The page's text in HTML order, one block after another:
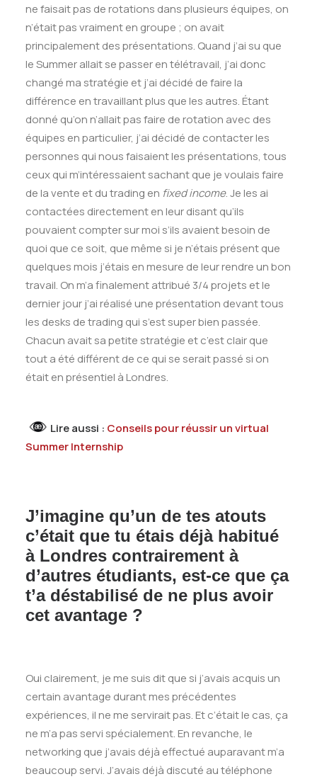
ne faisait pas de rotations dans plusieurs équipes, on
n’était pas vraiment en groupe ; on avait
principalement des présentations. Quand j’ai su que
le Summer allait se passer en télétravail, j’ai donc
changé ma stratégie et j’ai décidé de faire la
différence en travaillant plus que les autres. Étant
donné qu’on n’allait pas faire de rotation avec des
équipes en particulier, j’ai décidé de contacter les
personnes qui nous faisaient les présentations, tous
ceux qui m’intéressaient sachant que je voulais faire
de la vente et du trading en fixed income. Je les ai
contactées directement en leur disant qu’ils
pouvaient compter sur moi s’ils avaient besoin de
quoi que ce soit, que même si je n’étais présent que
quelques mois j’étais en mesure de leur rendre un bon
travail. On m’a finalement attribué 3/4 projets et le
dernier jour j’ai réalisé une présentation devant tous
les desks de trading qui s’est super bien passée.
Chacun avait sa petite stratégie et c’est clair que
tout a été différent de ce qui se serait passé si on
était en présentiel à Londres.
Lire aussi : Conseils pour réussir un virtual
Summer Internship
J’imagine qu’un de tes atouts
c’était que tu étais déjà habitué
à Londres contrairement à
d’autres étudiants, est-ce que ça
t’a déstabilisé de ne plus avoir
cet avantage ?
Oui clairement, je me suis dit que si j’avais acquis un
certain avantage durant mes précédentes
expériences, il ne me servirait pas. Et c’était le cas, ça
ne m’a pas servi spécialement. En revanche, le
networking que j’avais déjà effectué auparavant m’a
beaucoup servi. J’avais déjà discuté au téléphone